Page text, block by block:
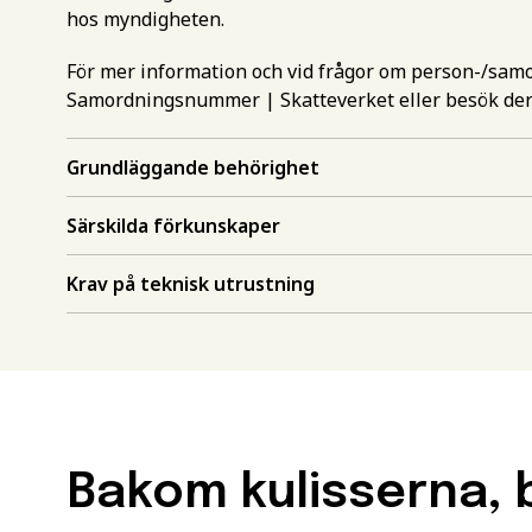
hos myndigheten.
För mer information och vid frågor om person-/
Samordningsnummer | Skatteverketeller besök
Grundläggande behörighet
Särskilda förkunskaper
Krav på teknisk utrustning
Bakom
Välj det
Gör en
mer
utbildningar kan också